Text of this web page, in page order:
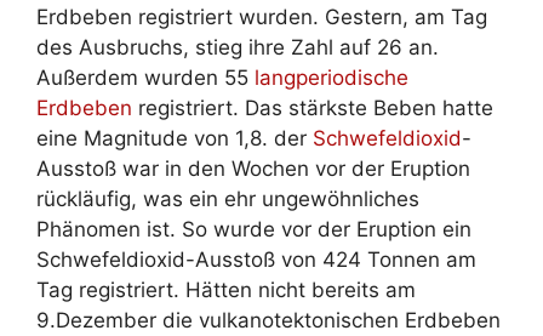
Erdbeben registriert wurden. Gestern, am Tag
des Ausbruchs, stieg ihre Zahl auf 26 an.
Außerdem wurden 55 langperiodische
Erdbeben registriert. Das stärkste Beben hatte
eine Magnitude von 1,8. der Schwefeldioxid-
Ausstoß war in den Wochen vor der Eruption
rückläufig, was ein ehr ungewöhnliches
Phänomen ist. So wurde vor der Eruption ein
Schwefeldioxid-Ausstoß von 424 Tonnen am
Tag registriert. Hätten nicht bereits am
9.Dezember die vulkanotektonischen Erdbeben